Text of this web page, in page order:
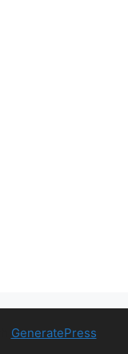
GeneratePress